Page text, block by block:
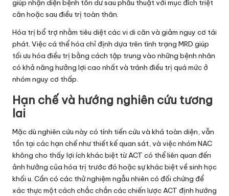
giúp nhận diện bệnh tồn dư sau phẫu thuật với mục đích triệt
căn hoặc sau điều trị toàn thân.
Hóa trị bổ trợ nhằm tiêu diệt các vi di căn và giảm nguy cơ tái
phát. Việc cá thể hóa chỉ định dựa trên tình trạng MRD giúp
tối ưu hóa điều trị bằng cách tập trung vào những bệnh nhân
có khả năng hưởng lợi cao nhất và tránh điều trị quá mức ở
nhóm nguy cơ thấp.
Hạn chế và hướng nghiên cứu tương
lai
Mặc dù nghiên cứu này có tính tiến cứu và khá toàn diện, vẫn
tồn tại các hạn chế như thiết kế quan sát, và việc nhóm NAC
không cho thấy lợi ích khác biệt từ ACT có thể liên quan đến
ảnh hưởng của hóa trị trước đó hoặc sự khác biệt về sinh học
khối u. Cần có các thử nghiệm ngẫu nhiên có đối chứng để
xác thực một cách chắc chắn các chiến lược ACT định hướng